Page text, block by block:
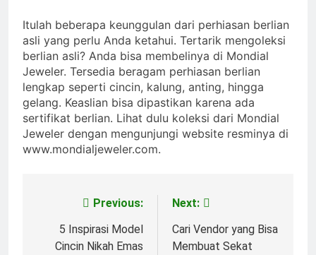
Itulah beberapa keunggulan dari perhiasan berlian
asli yang perlu Anda ketahui. Tertarik mengoleksi
berlian asli? Anda bisa membelinya di Mondial
Jeweler. Tersedia beragam perhiasan berlian
lengkap seperti cincin, kalung, anting, hingga
gelang. Keaslian bisa dipastikan karena ada
sertifikat berlian. Lihat dulu koleksi dari Mondial
Jeweler dengan mengunjungi website resminya di
www.mondialjeweler.com.
navigation
Previous:
5 Inspirasi Model
Cincin Nikah Emas
Next:
Cari Vendor yang Bisa
Membuat Sekat